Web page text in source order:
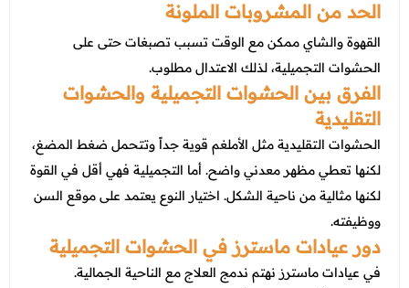
الحد من المشروبات الملونة
القهوة والشاي ممكن مع الوقت تسبب تصبغات حتى على
الحشوات التجميلية، لذلك الاعتدال مطلوب.
الفرق بين الحشوات التجميلية والحشوات
التقليدية
الحشوات التقليدية مثل الأملغم قوية جداً وتتحمل ضغط المضغ،
لكنها تعطي مظهر معدني واضح. أما التجميلية فهي أقل في القوة
لكنها مثالية من ناحية الشكل. اختيار النوع يعتمد على موقع السن
ووظيفته.
دور عيادات ماسترز في الحشوات التجميلية
في عيادات ماسترز نهتم ندمج العلاج مع الناحية الجمالية.